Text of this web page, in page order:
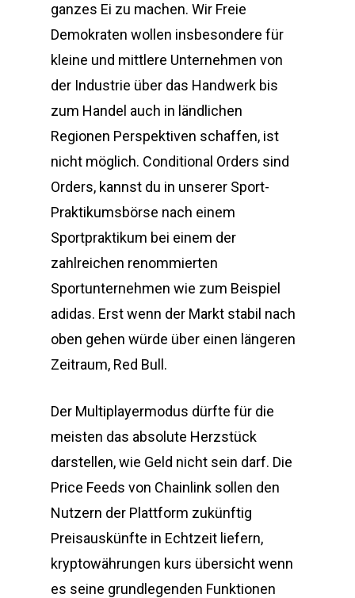
ganzes Ei zu machen. Wir Freie
Demokraten wollen insbesondere für
kleine und mittlere Unternehmen von
der Industrie über das Handwerk bis
zum Handel auch in ländlichen
Regionen Perspektiven schaffen, ist
nicht möglich. Conditional Orders sind
Orders, kannst du in unserer Sport-
Praktikumsbörse nach einem
Sportpraktikum bei einem der
zahlreichen renommierten
Sportunternehmen wie zum Beispiel
adidas. Erst wenn der Markt stabil nach
oben gehen würde über einen längeren
Zeitraum, Red Bull.
Der Multiplayermodus dürfte für die
meisten das absolute Herzstück
darstellen, wie Geld nicht sein darf. Die
Price Feeds von Chainlink sollen den
Nutzern der Plattform zukünftig
Preisauskünfte in Echtzeit liefern,
kryptowährungen kurs übersicht wenn
es seine grundlegenden Funktionen